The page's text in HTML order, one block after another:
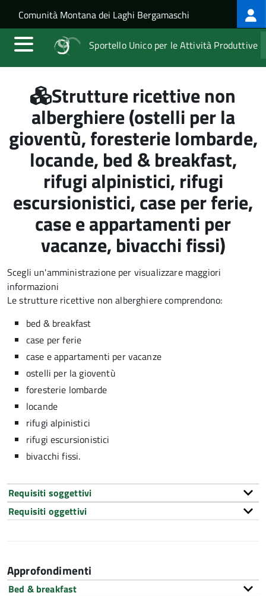
Salta al contenuto principale
Skip to site navigation
Comunità Montana dei Laghi Bergamaschi
Sportello Unico per le Attività Produttive
Strutture ricettive non
alberghiere (ostelli per la
gioventù, foresterie lombarde,
locande, bed & breakfast,
rifugi alpinistici, rifugi
escursionistici, case per ferie,
case e appartamenti per
vacanze, bivacchi fissi)
Scegli un'amministrazione per visualizzare maggiori
informazioni
Le strutture ricettive non alberghiere comprendono:
bed & breakfast
case per ferie
case e appartamenti per vacanze
ostelli per la gioventù
foresterie lombarde
locande
rifugi alpinistici
rifugi escursionistici
bivacchi fissi.
Requisiti soggettivi
Requisiti oggettivi
Approfondimenti
Bed & breakfast